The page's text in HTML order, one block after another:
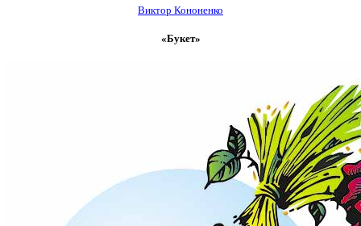
Виктор Кононенко
«Букет»